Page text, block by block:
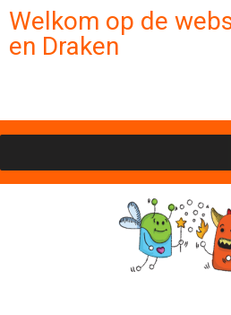
Welkom op de
en Draken